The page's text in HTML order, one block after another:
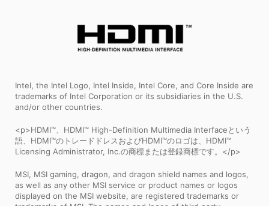
Intel, the Intel Logo, Intel Inside, Intel Core, and Core Inside are
trademarks of Intel Corporation or its subsidiaries in the U.S.
and/or other countries.
<p>HDMI™、HDMI™ High-Definition Multimedia Interfaceという
語、HDMI™のトレードドレスおよびHDMI™のロゴは、HDMI™
Licensing Administrator, Inc.の商標または登録商標です。</p>
MSI, MSI gaming, dragon, and dragon shield names and logos,
as well as any other MSI service or product names or logos
displayed on the MSI website, are registered trademarks or